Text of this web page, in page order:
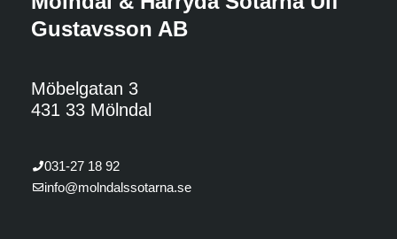
Gustavsson AB
Möbelgatan 3
431 33 Mölndal
031-27 18 92
info@molndalssotarna.se